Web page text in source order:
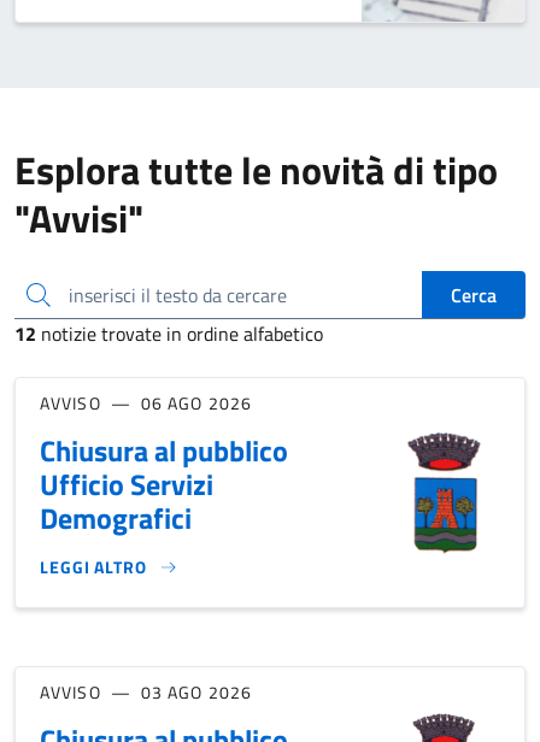
Esplora tutte le novità di tipo
"Avvisi"
inserisci il testo da cercare
Cerca
12 notizie trovate in ordine alfabetico
AVVISO 06 AGO 2026
Chiusura al pubblico
Ufficio Servizi
Demografici
LEGGI ALTRO
CHIUSURA AL PUBBLICO UFFICIO SERVIZI DEMOGRAFICI}
AVVISO 03 AGO 2026